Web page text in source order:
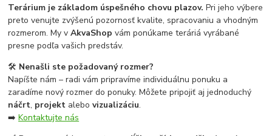
Terárium je základom úspešného chovu plazov. Pri jeho výbere
preto venujte zvýšenú pozornosť kvalite, spracovaniu a vhodným
rozmerom. My vAkvaShop vám ponúkame teráriá vyrábané
presne podľa vašich predstáv.
🛠 Nenašli ste požadovaný rozmer?
Napíšte nám – radi vám pripravíme individuálnu ponuku a
zaradíme nový rozmer do ponuky. Môžete pripojiť aj jednoduchý
náčrt, projekt alebovizualizáciu.
➡️Kontaktujte nás